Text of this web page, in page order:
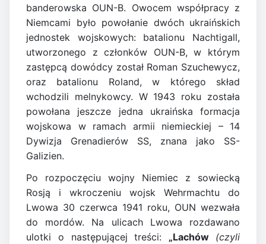
banderowska OUN-B. Owocem współpracy z
Niemcami było powołanie dwóch ukraińskich
jednostek wojskowych: batalionu Nachtigall,
utworzonego z członków OUN-B, w którym
zastępcą dowódcy został Roman Szuchewycz,
oraz batalionu Roland, w którego skład
wchodzili melnykowcy. W 1943 roku została
powołana jeszcze jedna ukraińska formacja
wojskowa w ramach armii niemieckiej – 14
Dywizja Grenadierów SS, znana jako SS-
Galizien.
Po rozpoczęciu wojny Niemiec z sowiecką
Rosją i wkroczeniu wojsk Wehrmachtu do
Lwowa 30 czerwca 1941 roku, OUN wezwała
do mordów. Na ulicach Lwowa rozdawano
ulotki o następującej treści: „Lachów (czyli